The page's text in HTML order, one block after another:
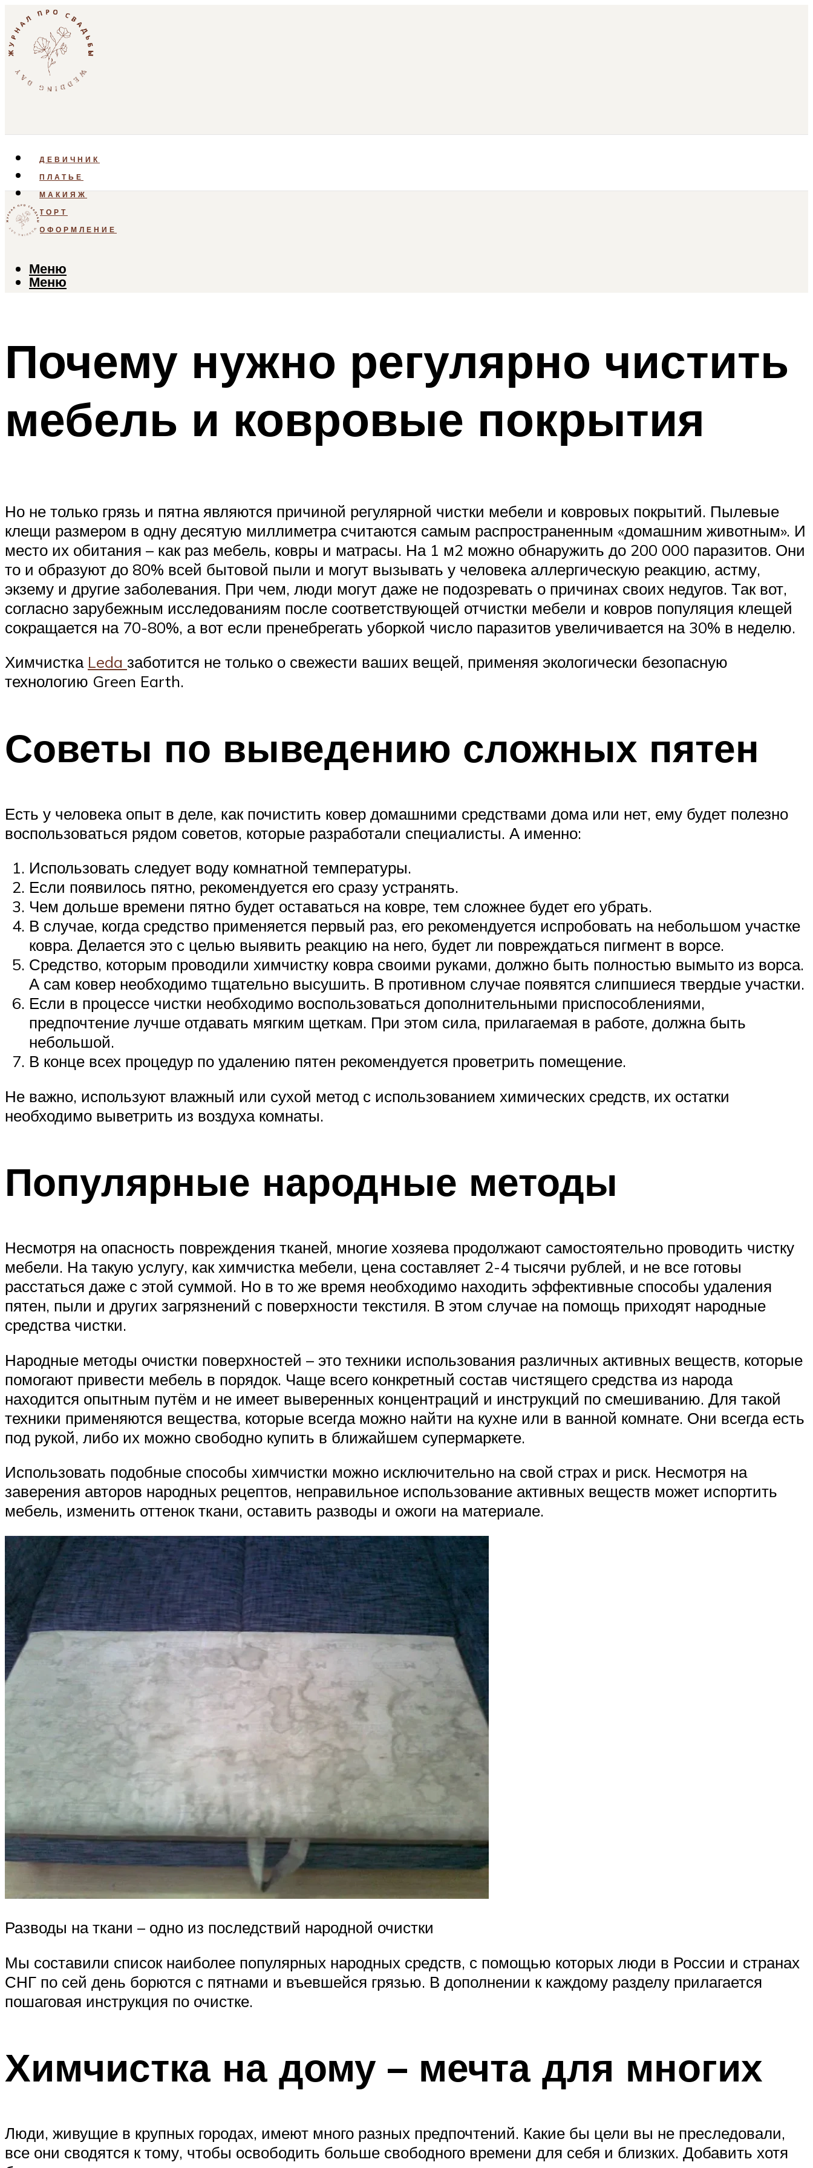
ДЕВИЧНИК
ПЛАТЬЕ
МАКИЯЖ
ТОРТ
ОФОРМЛЕНИЕ
Меню
Меню
Почему нужно регулярно чистить
мебель и ковровые покрытия
Но не только грязь и пятна являются причиной регулярной чистки мебели и ковровых покрытий. Пылевые
клещи размером в одну десятую миллиметра считаются самым распространенным «домашним животным». И
место их обитания – как раз мебель, ковры и матрасы. На 1 м2 можно обнаружить до 200 000 паразитов. Они
то и образуют до 80% всей бытовой пыли и могут вызывать у человека аллергическую реакцию, астму,
экзему и другие заболевания. При чем, люди могут даже не подозревать о причинах своих недугов. Так вот,
согласно зарубежным исследованиям после соответствующей отчистки мебели и ковров популяция клещей
сокращается на 70-80%, а вот если пренебрегать уборкой число паразитов увеличивается на 30% в неделю.
Химчистка Leda заботится не только о свежести ваших вещей, применяя экологически безопасную
технологию Green Earth.
Советы по выведению сложных пятен
Есть у человека опыт в деле, как почистить ковер домашними средствами дома или нет, ему будет полезно
воспользоваться рядом советов, которые разработали специалисты. А именно:
Использовать следует воду комнатной температуры.
Если появилось пятно, рекомендуется его сразу устранять.
Чем дольше времени пятно будет оставаться на ковре, тем сложнее будет его убрать.
В случае, когда средство применяется первый раз, его рекомендуется испробовать на небольшом участке
ковра. Делается это с целью выявить реакцию на него, будет ли повреждаться пигмент в ворсе.
Средство, которым проводили химчистку ковра своими руками, должно быть полностью вымыто из ворса.
А сам ковер необходимо тщательно высушить. В противном случае появятся слипшиеся твердые участки.
Если в процессе чистки необходимо воспользоваться дополнительными приспособлениями,
предпочтение лучше отдавать мягким щеткам. При этом сила, прилагаемая в работе, должна быть
небольшой.
В конце всех процедур по удалению пятен рекомендуется проветрить помещение.
Не важно, используют влажный или сухой метод с использованием химических средств, их остатки
необходимо выветрить из воздуха комнаты.
Популярные народные методы
Несмотря на опасность повреждения тканей, многие хозяева продолжают самостоятельно проводить чистку
мебели. На такую услугу, как химчистка мебели, цена составляет 2-4 тысячи рублей, и не все готовы
расстаться даже с этой суммой. Но в то же время необходимо находить эффективные способы удаления
пятен, пыли и других загрязнений с поверхности текстиля. В этом случае на помощь приходят народные
средства чистки.
Народные методы очистки поверхностей – это техники использования различных активных веществ, которые
помогают привести мебель в порядок. Чаще всего конкретный состав чистящего средства из народа
находится опытным путём и не имеет выверенных концентраций и инструкций по смешиванию. Для такой
техники применяются вещества, которые всегда можно найти на кухне или в ванной комнате. Они всегда есть
под рукой, либо их можно свободно купить в ближайшем супермаркете.
Использовать подобные способы химчистки можно исключительно на свой страх и риск. Несмотря на
заверения авторов народных рецептов, неправильное использование активных веществ может испортить
мебель, изменить оттенок ткани, оставить разводы и ожоги на материале.
Разводы на ткани – одно из последствий народной очистки
Мы составили список наиболее популярных народных средств, с помощью которых люди в России и странах
СНГ по сей день борются с пятнами и въевшейся грязью. В дополнении к каждому разделу прилагается
пошаговая инструкция по очистке.
Химчистка на дому – мечта для многих
Люди, живущие в крупных городах, имеют много разных предпочтений. Какие бы цели вы не преследовали,
все они сводятся к тому, чтобы освободить больше свободного времени для себя и близких. Добавить хотя